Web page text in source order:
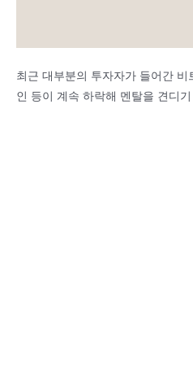
최근 대부분의 투자자가 들어간
인 등이 계속 하락해 멘탈을 견디